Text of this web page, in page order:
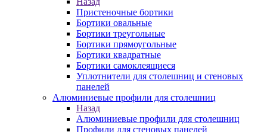
Пристеночные бортики
Бортики овальные
Бортики треугольные
Бортики прямоугольные
Бортики квадратные
Бортики самоклеящиеся
Уплотнители для столешниц и стеновых
панелей
Алюминиевые профили для столешниц
Назад
Алюминиевые профили для столешниц
Профили для стеновых панелей